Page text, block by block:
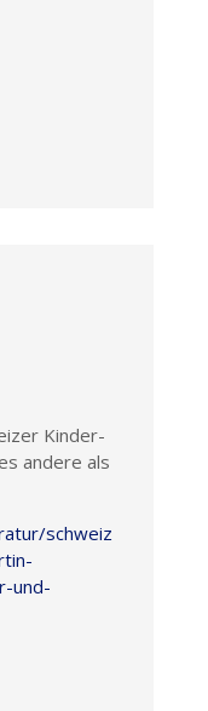
Kinder-
andere als
schweiz
und-